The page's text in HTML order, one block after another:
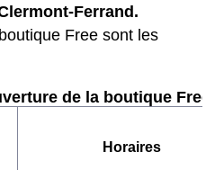
Ferrand.
Free sont les
de la boutique Free :
Horaires